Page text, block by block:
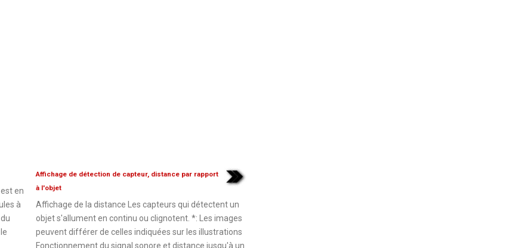
en
à
Affichage de détection de capteur, distance par rapport
à l'objet
Affichage de la distance Les capteurs qui détectent un
objet s'allument en continu ou clignotent. *: Les images
peuvent différer de celles indiquées sur les illustrations
Fonctionnement du signal sonore et distance jusqu'à un